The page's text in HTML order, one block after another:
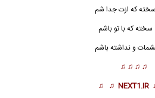
که ازت جدا شم
که با تو باشم
و نداشته باشم
♫ ♫ ♫ ♫
NEXT1.IR
♫ ♫